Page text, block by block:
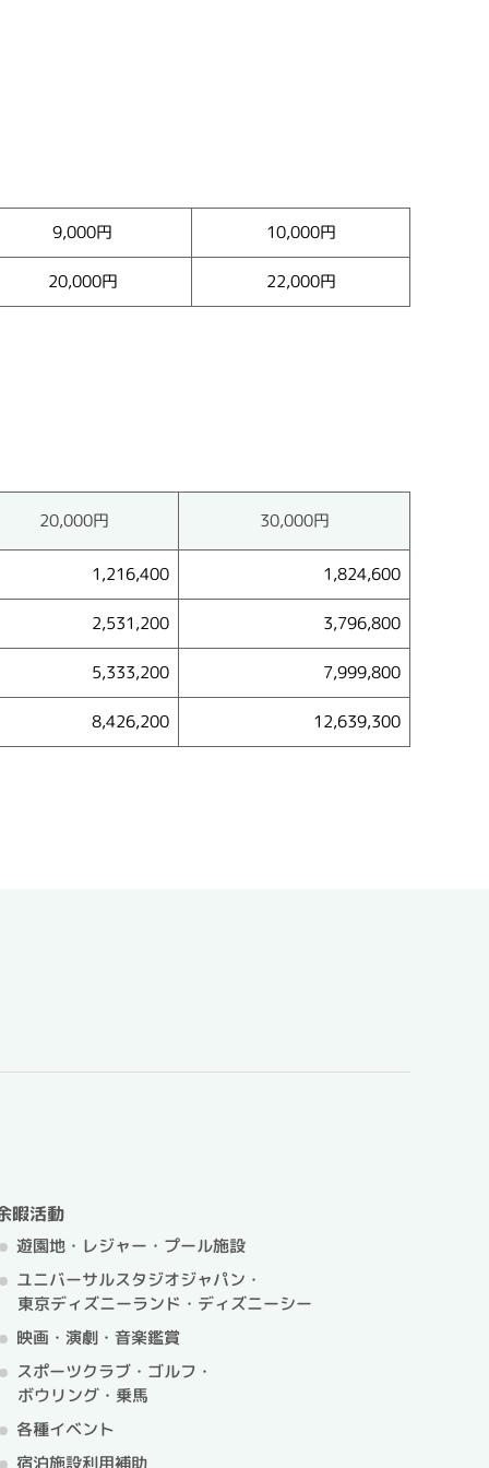
9,000円 10,000円
20,000円 22,000円
20,000円 30,000円
1,216,400 1,824,600
2,531,200 3,796,800
5,333,200 7,999,800
8,426,200 12,639,300
暇活動
遊園地・レジャー・プール施設
ユニバーサルスタジオジャパン・
東京ディズニーランド・ディズニーシー
映画・演劇・音楽鑑賞
スポーツクラブ・ゴルフ・
ボウリング・乗馬
各種イベント
宿泊施設利用補助